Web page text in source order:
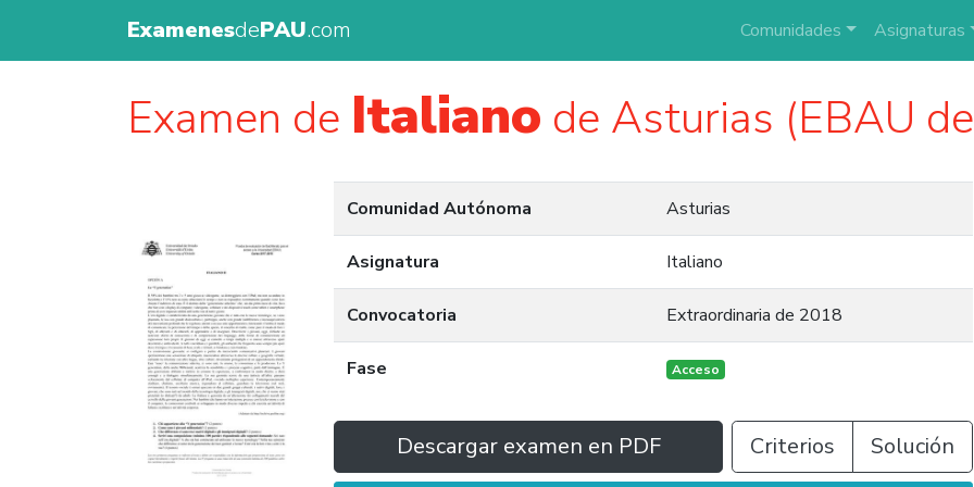
ExamenesdePAU.com Comunidades Asignaturas
Examen de Italiano de Asturias (EBAU
Comunidad Autónoma Asturias
Asignatura Italiano
Convocatoria Extraordinaria de 2018
Fase Acceso
Descargar examen en PDF Criterios Solución